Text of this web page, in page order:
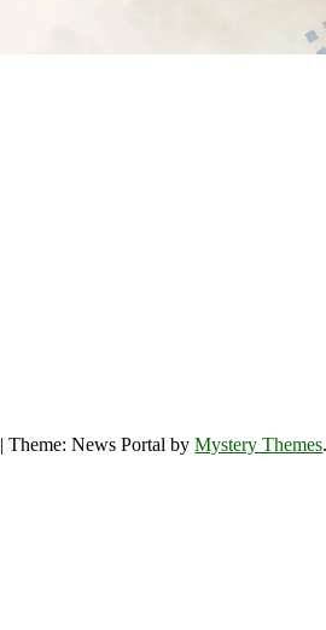
|Theme: News Portal byMystery Themes